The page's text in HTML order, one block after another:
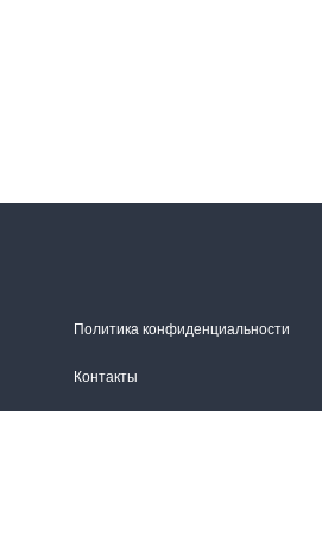
Политика конфиденциальности
Контакты